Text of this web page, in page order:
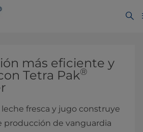
más eficiente y
Tetra Pak®
fresca y jugo construye
producción de vanguardia